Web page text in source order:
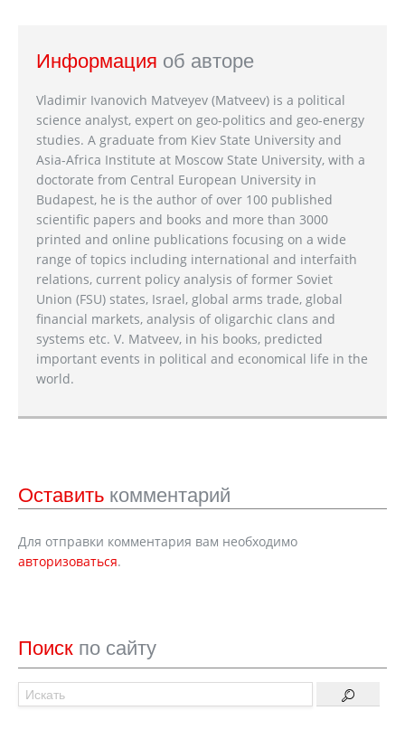
Информация об авторе
Vladimir Ivanovich Matveyev (Matveev) is a political
science analyst, expert on geo-politics and geo-energy
studies. A graduate from Kiev State University and
Asia-Africa Institute at Moscow State University, with a
doctorate from Central European University in
Budapest, he is the author of over 100 published
scientific papers and books and more than 3000
printed and online publications focusing on a wide
range of topics including international and interfaith
relations, current policy analysis of former Soviet
Union (FSU) states, Israel, global arms trade, global
financial markets, analysis of oligarchic clans and
systems etc. V. Matveev, in his books, predicted
important events in political and economical life in the
world.
Оставить комментарий
Для отправки комментария вам необходимо
авторизоваться.
Поиск по сайту